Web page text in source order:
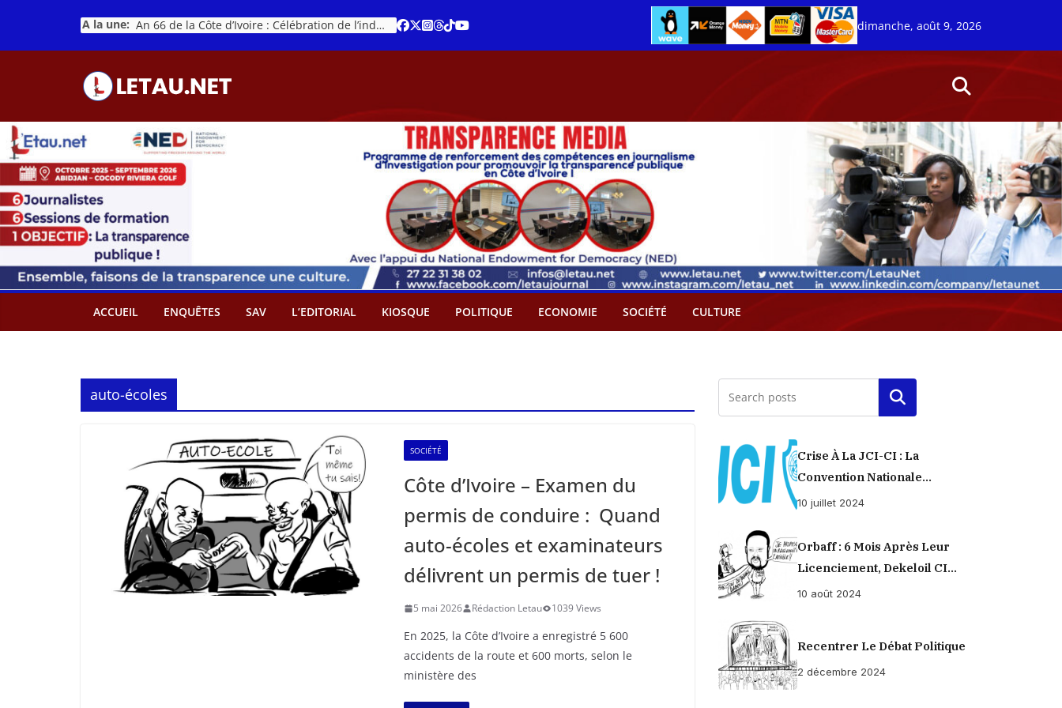
contenu
A la une: An 66 de la Côte d’Ivoire : Célébration de l’indépendance ou cérémonie d’hommage à Ouattara ?
dimanche, août 9, 2026
ACCUEIL ENQUÊTES SAV L’EDITORIAL KIOSQUE POLITIQUE ECONOMIE SOCIÉTÉ CULTURE
auto-écoles
SOCIÉTÉ
Côte d’Ivoire – Examen du
permis de conduire : Quand
auto-écoles et examinateurs
délivrent un permis de tuer !
5 mai 2026 Rédaction Letau 1039 Views
En 2025, la Côte d’Ivoire a enregistré 5 600
accidents de la route et 600 morts, selon le
ministère des
Rechercher
Crise À La JCI-CI : La
Convention Nationale
Provisoirement Suspendue
10 juillet 2024
Orbaff : 6 Mois Après Leur
Licenciement, Dekeloil CI
Propose À Ses Ex-Ouvriers Un
10 août 2024
Recentrer Le Débat Politique
2 décembre 2024